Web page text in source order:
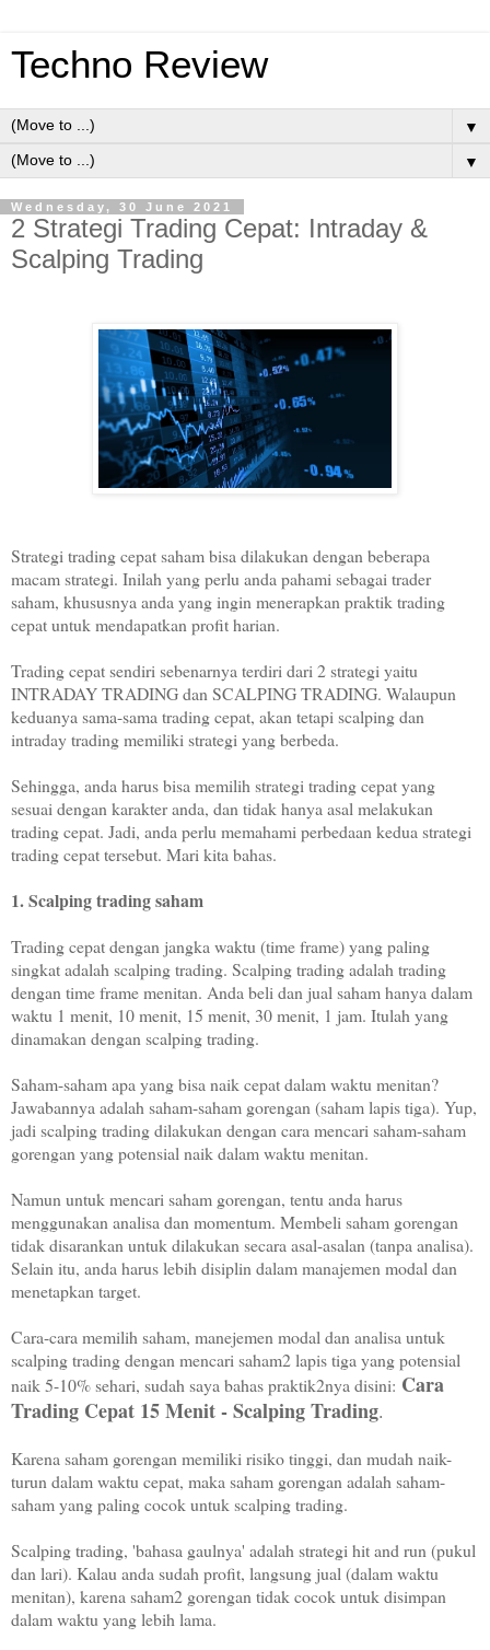
Techno Review
▼
▼
Wednesday, 30 June 2021
2 Strategi Trading Cepat: Intraday &
Scalping Trading
Strategi trading cepat saham bisa dilakukan dengan beberapa
macam strategi. Inilah yang perlu anda pahami sebagai trader
saham, khususnya anda yang ingin menerapkan praktik trading
cepat untuk mendapatkan profit harian.
Trading cepat sendiri sebenarnya terdiri dari 2 strategi yaitu
INTRADAY TRADING dan SCALPING TRADING. Walaupun
keduanya sama-sama trading cepat, akan tetapi scalping dan
intraday trading memiliki strategi yang berbeda.
Sehingga, anda harus bisa memilih strategi trading cepat yang
sesuai dengan karakter anda, dan tidak hanya asal melakukan
trading cepat. Jadi, anda perlu memahami perbedaan kedua strategi
trading cepat tersebut. Mari kita bahas.
1. Scalping trading saham
Trading cepat dengan jangka waktu (time frame) yang paling
singkat adalah scalping trading. Scalping trading adalah trading
dengan time frame menitan. Anda beli dan jual saham hanya dalam
waktu 1 menit, 10 menit, 15 menit, 30 menit, 1 jam. Itulah yang
dinamakan dengan scalping trading.
Saham-saham apa yang bisa naik cepat dalam waktu menitan?
Jawabannya adalah saham-saham gorengan (saham lapis tiga). Yup,
jadi scalping trading dilakukan dengan cara mencari saham-saham
gorengan yang potensial naik dalam waktu menitan.
Namun untuk mencari saham gorengan, tentu anda harus
menggunakan analisa dan momentum. Membeli saham gorengan
tidak disarankan untuk dilakukan secara asal-asalan (tanpa analisa).
Selain itu, anda harus lebih disiplin dalam manajemen modal dan
menetapkan target.
Cara-cara memilih saham, manejemen modal dan analisa untuk
scalping trading dengan mencari saham2 lapis tiga yang potensial
naik 5-10% sehari, sudah saya bahas praktik2nya disini: Cara
Trading Cepat 15 Menit - Scalping Trading.
Karena saham gorengan memiliki risiko tinggi, dan mudah naik-
turun dalam waktu cepat, maka saham gorengan adalah saham-
saham yang paling cocok untuk scalping trading.
Scalping trading, 'bahasa gaulnya' adalah strategi hit and run (pukul
dan lari). Kalau anda sudah profit, langsung jual (dalam waktu
menitan), karena saham2 gorengan tidak cocok untuk disimpan
dalam waktu yang lebih lama.